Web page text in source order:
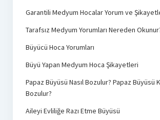
Garantili Medyum Hocalar Yorum ve
Tarafsız Medyum Yorumları Nereden
Büyücü Hoca Yorumları
Büyü Yapan Medyum Hoca Şikayetleri
Papaz Büyüsü Nasıl Bozulur? Papaz Büyüsü
Bozulur?
Aileyi Evliliğe Razı Etme Büyüsü